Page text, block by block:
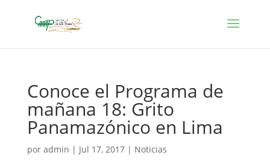
Conoce el Programa de
mañana 18: Grito
Panamazónico en Lima
por admin | Jul 17, 2017| Noticias